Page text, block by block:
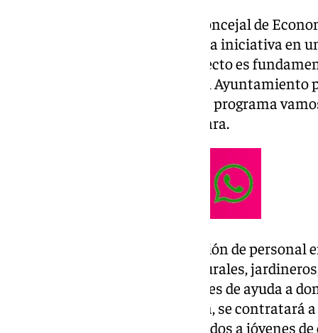
María Gloria Fernández Lara, concejal de
Interior, explicó los detalles de la iniciativa en
La concejal destacó que el proyecto es
subrayando la preocupación del
empleo en Archidona. “Con este programa
sentido”, comentó Fernández Lara.
El plan contempla la contratación de personal
conserjes, monitores socioculturales,
técnicos informáticos, asistentes de ayuda a
fontaneros. En la primera etapa, se
un técnico informático, destinados a jóvenes de